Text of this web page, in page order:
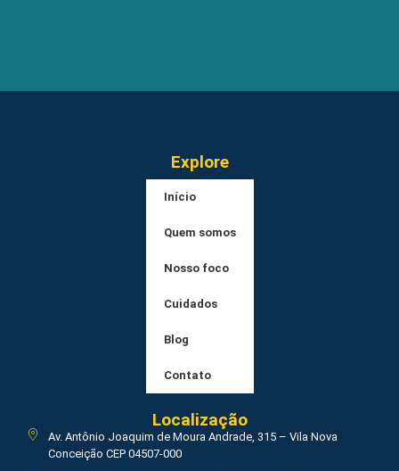
Explore
Início
Quem somos
Nosso foco
Cuidados
Blog
Contato
Localização
Av. Antônio Joaquim de Moura Andrade, 315 – Vila Nova
Conceição CEP 04507-000